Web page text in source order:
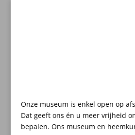
Onze museum is enkel open op
Dat geeft ons én u meer vrijheid
bepalen. Ons museum en